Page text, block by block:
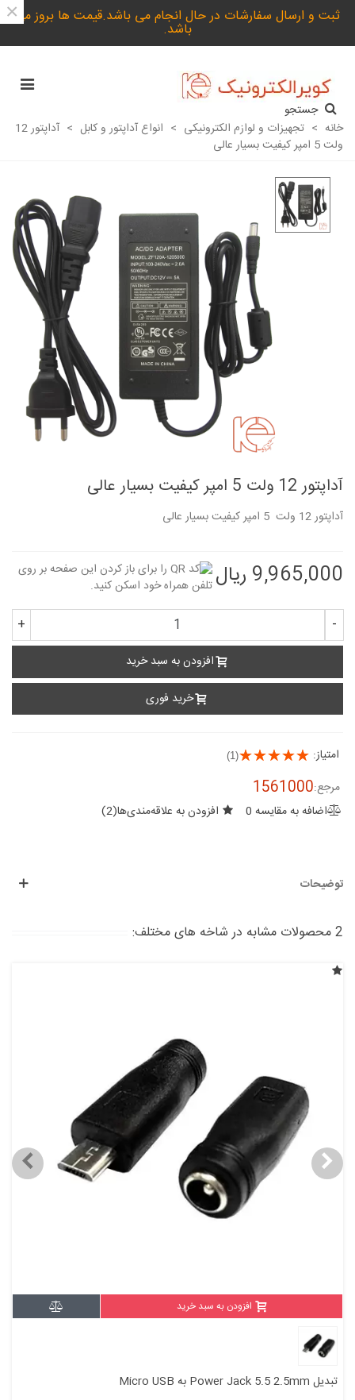
ثبت و ارسال سفارشات در حال انجام می باشد.قیمت ها بروز می
باشد.
×
جستجو
خانه > تجهیزات و لوازم الکترونیکی > انواع آداپتور و کابل >
آداپتور 12
ولت 5 امپر کیفیت بسیار عالی
آداپتور 12 ولت 5 امپر کیفیت بسیار عالی
آداپتور 12 ولت 5 امپر کیفیت بسیار عالی
9,965,000 ریال
-
+
افزودن به سبد خرید
خرید فوری
امتیاز: (1)
مرجع:1561000
اضافه به مقایسه 0 افزودن به علاقه‌مندی‌ها(
2
)
توضیحات
2 محصولات مشابه در شاخه های مختلف:
افزودن به سبد خرید
تبدیل Power Jack 5.5 2.5mm به Micro USB